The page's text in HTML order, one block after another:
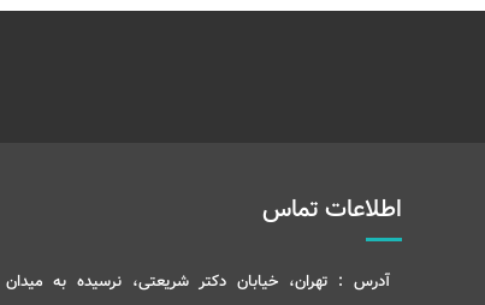
اطلاعات تماس
آدرس : تهران، خیابان دکتر شریعتی، نرسیده به میدان